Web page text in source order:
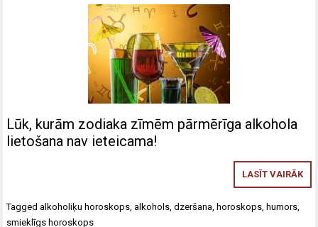
Lūk, kurām zodiaka zīmēm pārmērīga alkohola
lietošana nav ieteicama!
LASĪT VAIRĀK
Taggedalkoholiķu horoskops ,alkohols ,dzeršana horoskops humors
smieklīgs horoskops